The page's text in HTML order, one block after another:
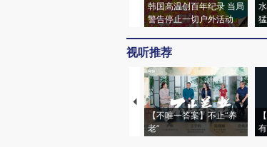
韩国高温创百年纪录 当局
警告停止一切户外活动
视听推荐
【不唯一答案】不止“养
老”